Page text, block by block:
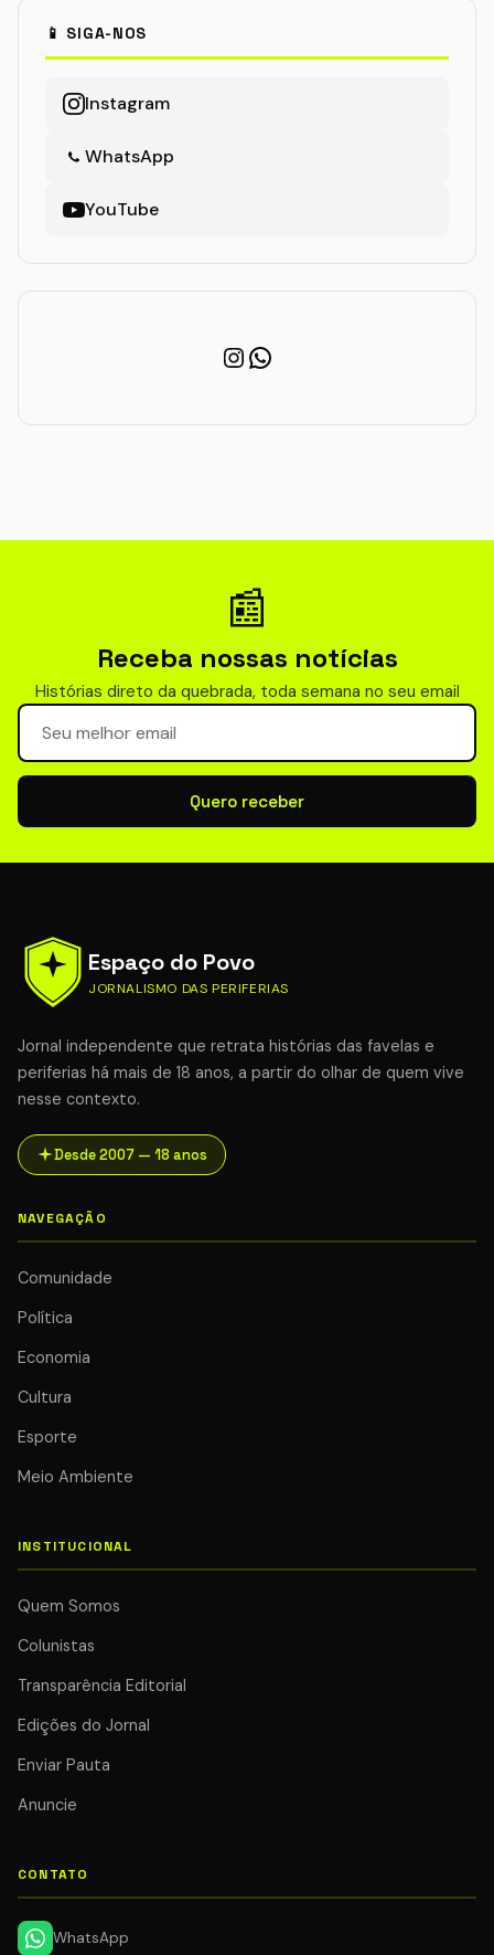
📱 SIGA-NOS
Instagram
WhatsApp
YouTube
Instagram
WhatsApp
📰
Receba nossas notícias
Histórias direto da quebrada, toda semana no seu email
Seu email para newsletter
Quero receber
Espaço do Povo
JORNALISMO DAS PERIFERIAS
Jornal independente que retrata histórias das favelas e
periferias há mais de 18 anos, a partir do olhar de quem vive
nesse contexto.
Desde 2007 — 18 anos
NAVEGAÇÃO
Comunidade
Política
Economia
Cultura
Esporte
Meio Ambiente
INSTITUCIONAL
Quem Somos
Colunistas
Transparência Editorial
Edições do Jornal
Enviar Pauta
Anuncie
CONTATO
WhatsApp